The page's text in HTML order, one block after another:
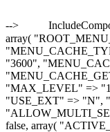
-->
array(
"3600",
"MAX_LEVEL" =>
"USE_EXT" => "N",
false, array(